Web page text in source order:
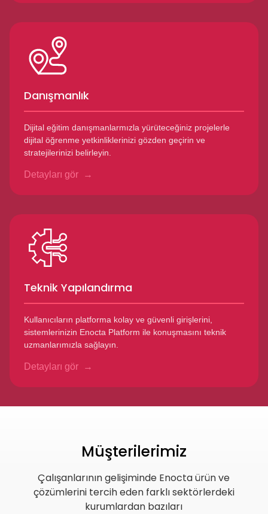
Danışmanlık
Dijital eğitim danışmanlarmızla yürüteceğiniz projelerle
dijital öğrenme yetkinliklerinizi gözden geçirin ve
stratejilerinizi belirleyin.
Detayları gör
Teknik Yapılandırma
Kullanıcıların platforma kolay ve güvenli girişlerini,
sistemlerinizin Enocta Platform ile konuşmasını teknik
uzmanlarımızla sağlayın.
Detayları gör
Müşterilerimiz
Çalışanlarının gelişiminde Enocta ürün ve
çözümlerini tercih eden farklı sektörlerdeki
kurumlardan bazıları